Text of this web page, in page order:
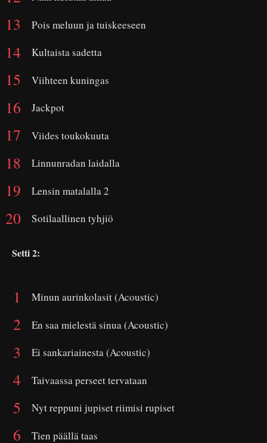
Pois meluun ja tuiskeeseen
Kultaista sadetta
Viihteen kuningas
Jackpot
Viides toukokuuta
Linnunradan laidalla
Lensin matalalla 2
Sotilaallinen tyhjiö
Setti 2:
Minun aurinkolasit (Acoustic)
En saa mielestä sinua (Acoustic)
Ei sankariainesta (Acoustic)
Taivaassa perseet tervataan
Nyt reppuni jupiset riimisi rupiset
Tien päällä taas